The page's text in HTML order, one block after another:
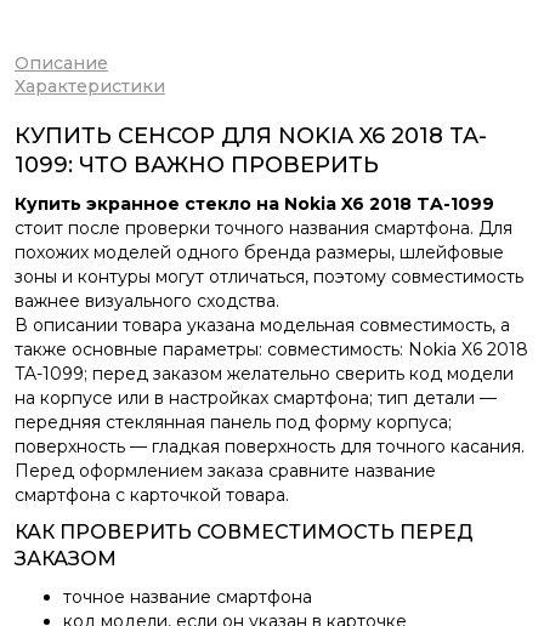
Описание
Характеристики
КУПИТЬ СЕНСОР ДЛЯ NOKIA X6 2018 TA-
1099: ЧТО ВАЖНО ПРОВЕРИТЬ
Купить экранное стекло на Nokia X6 2018 TA-1099
стоит после проверки точного названия смартфона. Для
похожих моделей одного бренда размеры, шлейфовые
зоны и контуры могут отличаться, поэтому совместимость
важнее визуального сходства.
В описании товара указана модельная совместимость, а
также основные параметры: совместимость: Nokia X6 2018
TA-1099; перед заказом желательно сверить код модели
на корпусе или в настройках смартфона; тип детали —
передняя стеклянная панель под форму корпуса;
поверхность — гладкая поверхность для точного касания.
Перед оформлением заказа сравните название
смартфона с карточкой товара.
КАК ПРОВЕРИТЬ СОВМЕСТИМОСТЬ ПЕРЕД
ЗАКАЗОМ
точное название смартфона
код модели, если он указан в карточке